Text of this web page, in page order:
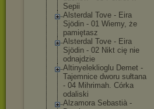
Sepii
Alsterdal Tove - Eira
Sjödin - 01 Wiemy, że
pamiętasz
Alsterdal Tove - Eira
Sjödin - 02 Nikt cię nie
odnajdzie
Altinyelekliog lu Demet -
Tajemnice dworu sułtana
- 04 Mihrimah. Córka
odaliski
Alzamora Sebastià -